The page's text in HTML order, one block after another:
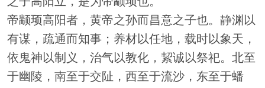
帝颛顼高阳者，黄帝之孙而昌意之子也。静渊以
有谋，疏通而知事；养材以任地，载时以象天，
依鬼神以制义，治气以教化，絜诚以祭祀。北至
于幽陵，南至于交阯，西至于流沙，东至于蟠